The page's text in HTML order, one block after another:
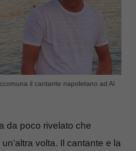
il cantante napoletano ad Al
da poco rivelato che
un’altra volta. Il cantante e la